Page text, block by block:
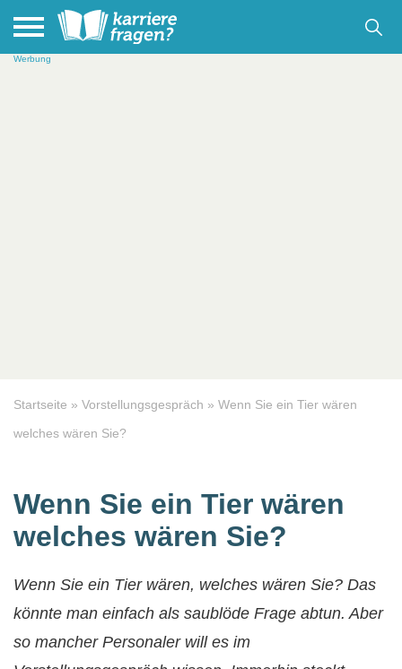
Werbung
Startseite » Vorstellungsgespräch » Wenn Sie ein Tier wären
welches wären Sie?
Wenn Sie ein Tier wären
welches wären Sie?
Wenn Sie ein Tier wären, welches wären Sie? Das
könnte man einfach als saublöde Frage abtun. Aber
so mancher Personaler will es im